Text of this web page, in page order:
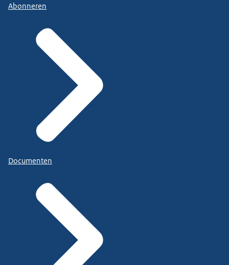
Abonneren
Documenten